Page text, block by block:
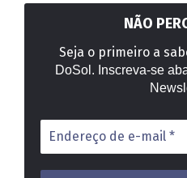
NÃO
Seja o primeiro a
DoSol. Inscreva-se
Endereço
de
e-
mail